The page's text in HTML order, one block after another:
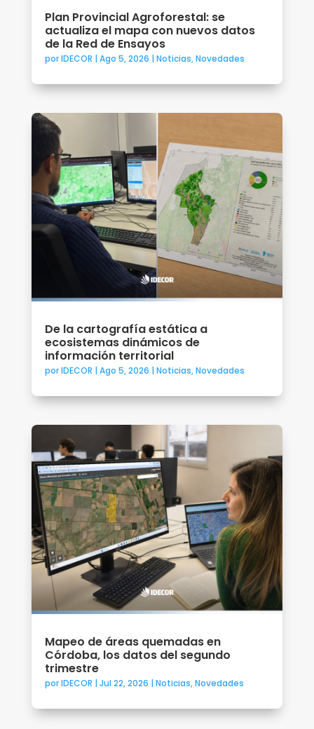
Plan Provincial Agroforestal: se
actualiza el mapa con nuevos datos
de la Red de Ensayos
porIDECOR | Ago 5, 2026 | Noticias,Novedades
De la cartografía estática a
ecosistemas dinámicos de
información territorial
porIDECOR | Ago 5, 2026 | Noticias,Novedades
Mapeo de áreas quemadas en
Córdoba, los datos del segundo
trimestre
porIDECOR | Jul 22, 2026 | Noticias,Novedades